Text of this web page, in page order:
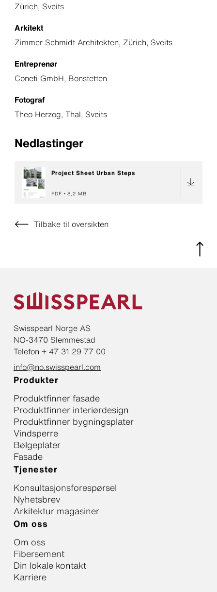
Zürich, Sveits
Arkitekt
Zimmer Schmidt Architekten, Zürich, Sveits
Entreprenør
Coneti GmbH, Bonstetten
Fotograf
Theo Herzog, Thal, Sveits
Nedlastinger
Project Sheet Urban Steps
PDF 8,2 MB
Tilbake til oversikten
Swisspearl Norge AS
NO-3470 Slemmestad
Telefon + 47 31 29 77 00
info@no.swisspearl.com
Produkter
Produktfinner fasade
Produktfinner interiørdesign
Produktfinner bygningsplater
Vindsperre
Bølgeplater
Fasade
Tjenester
Konsultasjonsforespørsel
Nyhetsbrev
Arkitektur magasiner
Om oss
Om oss
Fibersement
Din lokale kontakt
Karriere